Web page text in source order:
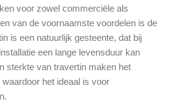
voor zowel commerciële als
van de voornaamste voordelen is de
is een natuurlijk gesteente, dat bij
een lange levensduur kan
sterkte van travertin maken het
het ideaal is voor